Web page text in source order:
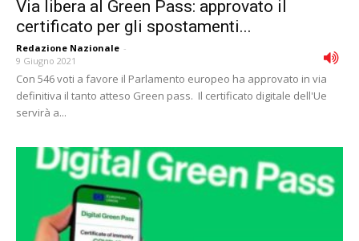
Via libera al Green Pass: approvato il
certificato per gli spostamenti...
Redazione Nazionale -
9 Giugno 2021
Con 546 voti a favore il Parlamento europeo ha approvato in via
definitiva il tanto atteso Green pass. Il certificato digitale dell'Ue
servirà a...